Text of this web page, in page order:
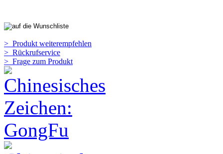
> Produkt weiterempfehlen
> Rückrufservice
> Frage zum Produkt